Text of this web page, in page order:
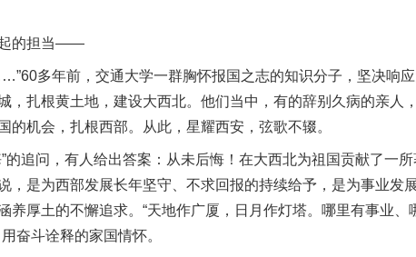
的担当——
多年前，交通大学一群胸怀报国之志的知识分子，坚决响应
，扎根黄土地，建设大西北。他们当中，有的辞别久病的亲人
的机会，扎根西部。从此，星耀西安，弦歌不辍。
追问，有人给出答案：从未后悔！在大西北为祖国贡献了一
，是为西部发展长年坚守、不求回报的持续给予，是为事业发
养厚土的不懈追求。“天地作广厦，日月作灯塔。哪里有事业、
奋斗诠释的家国情怀。